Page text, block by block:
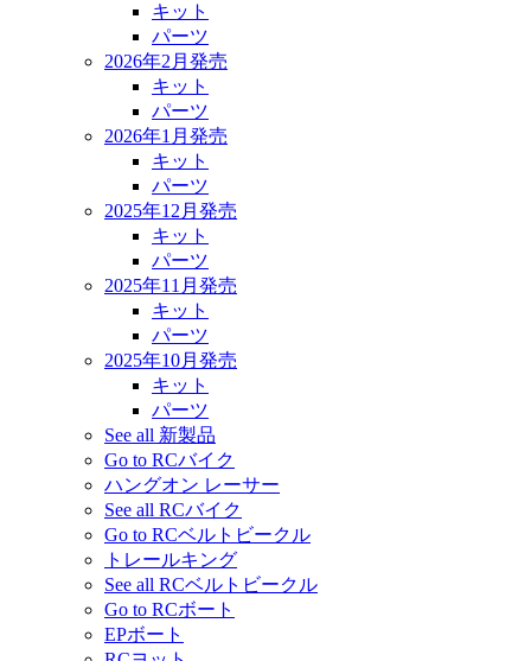
キット
パーツ
2026年2月発売
キット
パーツ
2026年1月発売
キット
パーツ
2025年12月発売
キット
パーツ
2025年11月発売
キット
パーツ
2025年10月発売
キット
パーツ
See all 新製品
Go to RCバイク
ハングオン レーサー
See all RCバイク
Go to RCベルトビークル
トレールキング
See all RCベルトビークル
Go to RCボート
EPボート